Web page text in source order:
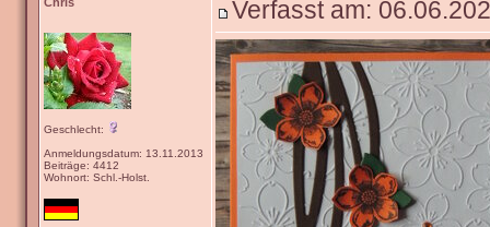
Geschlecht:
Anmeldungsdatum: 13.11.2013
Beiträge: 4412
Wohnort: Schl.-Holst.
Verfasst am: